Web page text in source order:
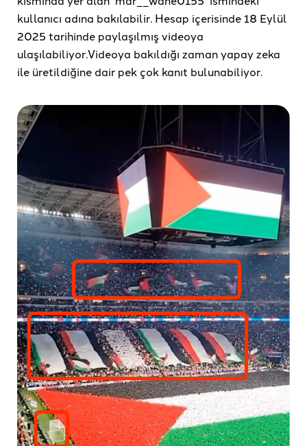
kullanıcı adına bakılabilir. Hesap içerisinde 18 Eylül
2025 tarihinde paylaşılmış videoya
ulaşılabiliyor.Videoya bakıldığı zaman yapay zeka
ile üretildiğine dair pek çok kanıt bulunabiliyor.